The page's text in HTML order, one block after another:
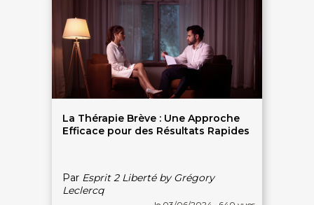
La Thérapie Brève : Une Approche
Efficace pour des Résultats Rapides
Par Esprit 2 Liberté by Grégory
Leclercq
On discute ?